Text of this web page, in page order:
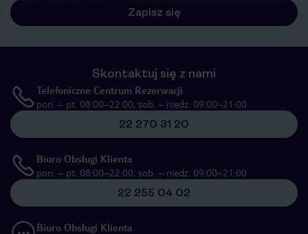
Zapisz się
Skontaktuj się z nami
Telefoniczne Centrum Rezerwacji
pon. – pt. 08:00–22:00, sob. – niedz. 09:00–21:00
22 270 31 20
Biuro Obsługi Klienta
pon. – pt. 08:00–22:00, sob. – niedz. 09:00–21:00
22 255 04 02
Biuro Obsługi Klienta